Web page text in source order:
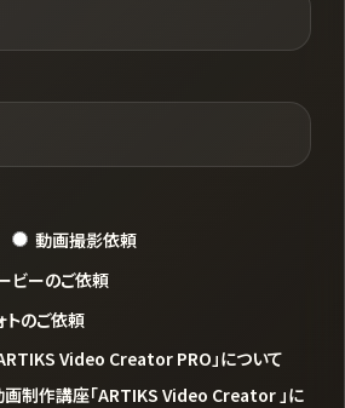
動画撮影依頼
ビーのご依頼
トのご依頼
Video Creator PRO」について
画制作講座「ARTIKS Video Creator 」に